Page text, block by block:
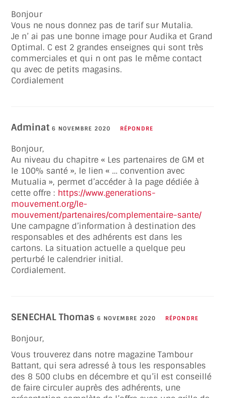
Bonjour
Vous ne nous donnez pas de tarif sur Mutalia.
Je n’ ai pas une bonne image pour Audika et Grand
Optimal. C est 2 grandes enseignes qui sont très
commerciales et qui n ont pas le même contact
qu avec de petits magasins.
Cordialement
Adminat6 NOVEMBRE 2020 RÉPONDRE
Bonjour,
Au niveau du chapitre « Les partenaires de GM et
le 100% santé », le lien « … convention avec
Mutualia », permet d’accéder à la page dédiée à
cette offre : https://www.generations-
mouvement.org/le-
mouvement/partenaires/complementaire-sante/
Une campagne d’information à destination des
responsables et des adhérents est dans les
cartons. La situation actuelle a quelque peu
perturbé le calendrier initial.
Cordialement.
SENECHAL Thomas6 NOVEMBRE 2020 RÉPONDRE
Bonjour,
Vous trouverez dans notre magazine Tambour
Battant, qui sera adressé à tous les responsables
des 8 500 clubs en décembre et qu’il est conseillé
de faire circuler auprès des adhérents, une